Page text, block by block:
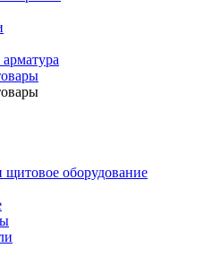
щитовое оборудование